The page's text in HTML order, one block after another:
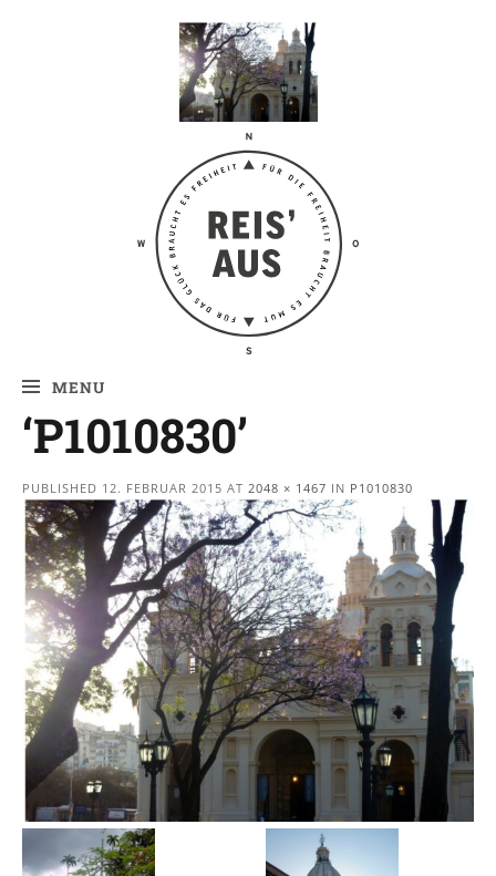
Reis' aus –
Reiseblog
MENU
‘P1010830’
PUBLISHED 12. FEBRUAR 2015 AT 2048 × 1467 IN P1010830